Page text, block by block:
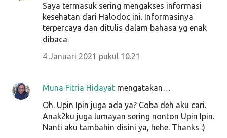
Saya termasuk sering mengakses informasi
kesehatan dari Halodoc ini. Informasinya
terpercaya dan ditulis dalam bahasa yg enak
dibaca.
4 Januari 2021 pukul 10.21
Muna Fitria Hidayat mengatakan…
Oh. Upin Ipin juga ada ya? Coba deh aku cari.
Anak2ku juga lumayan sering nonton Upin Ipin.
Nanti aku tambahin disini ya, hehe. Thanks :)